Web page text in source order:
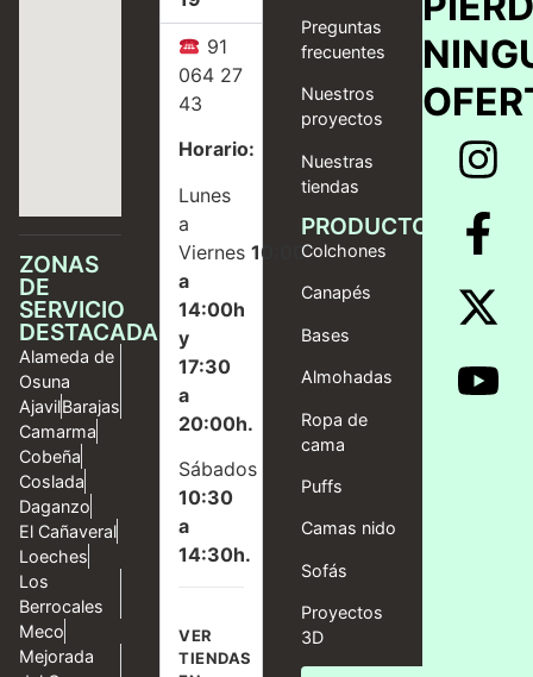
ZONAS
DE
SERVICIO
DESTACADAS
Alameda de
Osuna
AjavilBarajas
Camarma
Cobeña
Coslada
Daganzo
El Cañaveral
Loeches
Los
Berrocales
Meco
Mejorada
91
064 27
43
Horario:
Lunes
a
Viernes10:00
a
14:00h
y
17:30
a
20:00h.
Sábados
10:30
a
14:30h.
VER
TIENDAS
Preguntas
frecuentes
Nuestros
proyectos
Nuestras
tiendas
PRODUCTOS
Colchones
Canapés
Bases
Almohadas
Ropa de
cama
Puffs
Camas nido
Sofás
Proyectos
3D